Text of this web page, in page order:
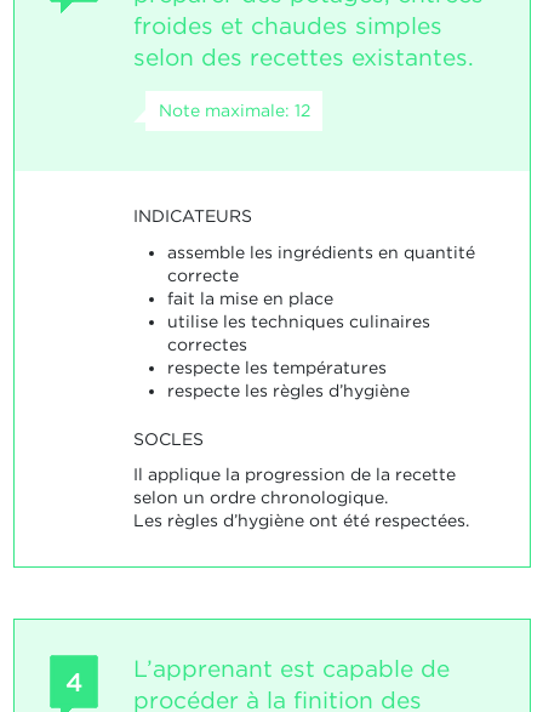
froides et chaudes simples
selon des recettes existantes.
Note maximale: 12
INDICATEURS
assemble les ingrédients en quantité
correcte
fait la mise en place
utilise les techniques culinaires
correctes
respecte les températures
respecte les règles d’hygiène
SOCLES
Il applique la progression de la recette
selon un ordre chronologique.
Les règles d’hygiène ont été respectées.
4
L’apprenant est capable de
procéder à la finition des